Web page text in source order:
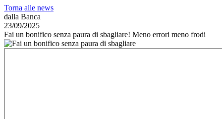
Torna alle news
dalla Banca
23/09/2025
Fai un bonifico senza paura di sbagliare! Meno errori meno frodi